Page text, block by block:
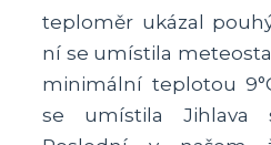
teploměr ukázal
ní se umístila
minimální teplotou
se umístila Jihlava